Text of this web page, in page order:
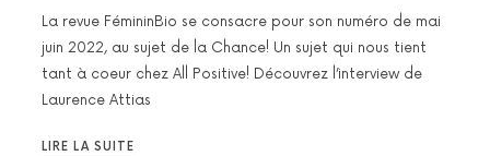
La revue FémininBio se consacre pour son numéro de mai
juin 2022, au sujet de la Chance! Un sujet qui nous tient
tant à coeur chez All Positive! Découvrez l’interview de
Laurence Attias
LIRE LA SUITE